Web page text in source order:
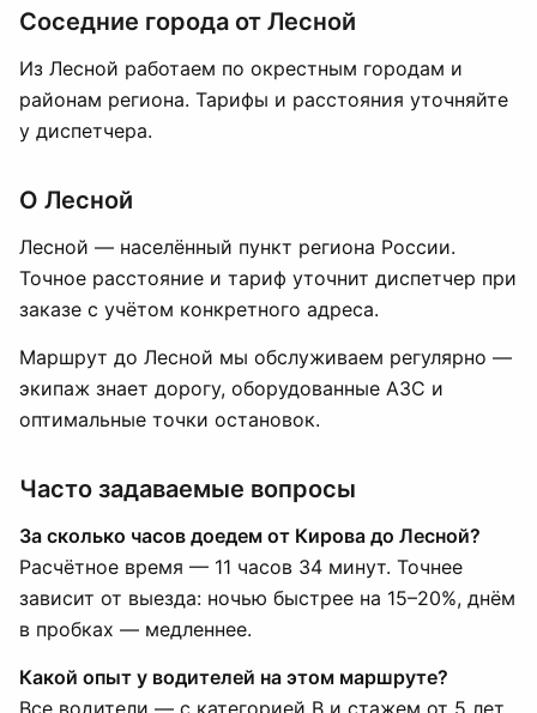
Соседние города от Лесной
Из Лесной работаем по окрестным городам и
районам региона. Тарифы и расстояния уточняйте
у диспетчера.
О Лесной
Лесной — населённый пункт региона России.
Точное расстояние и тариф уточнит диспетчер при
заказе с учётом конкретного адреса.
Маршрут до Лесной мы обслуживаем регулярно —
экипаж знает дорогу, оборудованные АЗС и
оптимальные точки остановок.
Часто задаваемые вопросы
За сколько часов доедем от Кирова до Лесной?
Расчётное время — 11 часов 34 минут. Точнее
зависит от выезда: ночью быстрее на 15–20%, днём
в пробках — медленнее.
Какой опыт у водителей на этом маршруте?
Все водители — с категорией B и стажем от 5 лет.